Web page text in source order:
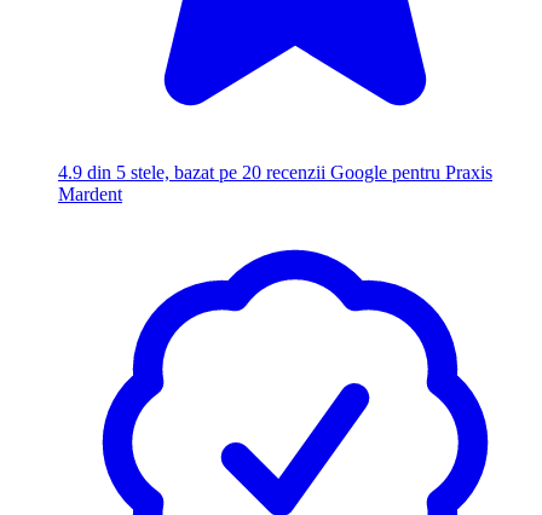
4.9 din 5 stele, bazat pe 20 recenzii Google pentru Praxis
Mardent